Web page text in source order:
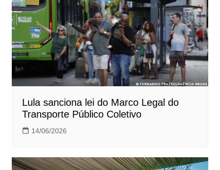
Lula sanciona lei do Marco Legal do
Transporte Público Coletivo
14/06/2026